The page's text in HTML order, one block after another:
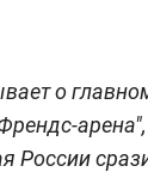
о
России